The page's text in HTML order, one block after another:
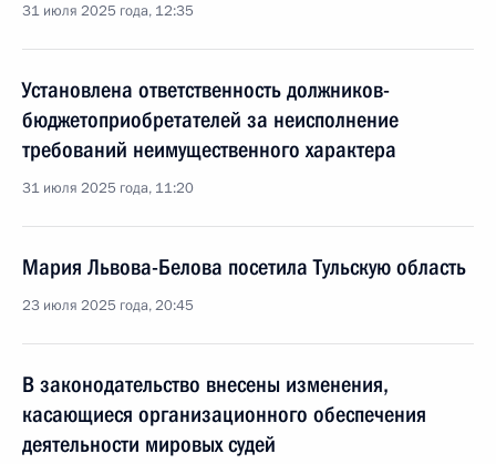
31 июля 2025 года, 12:35
Установлена ответственность должников-
бюджетоприобретателей за неисполнение
требований неимущественного характера
31 июля 2025 года, 11:20
Мария Львова-Белова посетила Тульскую область
23 июля 2025 года, 20:45
В законодательство внесены изменения,
касающиеся организационного обеспечения
деятельности мировых судей